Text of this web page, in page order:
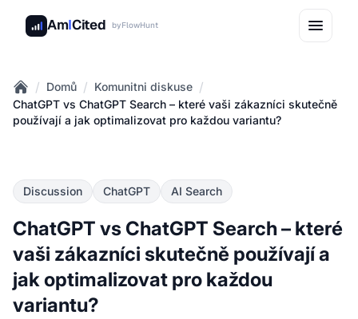
AmICited byFlowHunt
Home
/ Domů / Komunitni diskuse /
ChatGPT vs ChatGPT Search – které vaši zákazníci skutečně
používají a jak optimalizovat pro každou variantu?
Discussion ChatGPT AI Search
ChatGPT vs ChatGPT Search – které
vaši zákazníci skutečně používají a
jak optimalizovat pro každou
variantu?